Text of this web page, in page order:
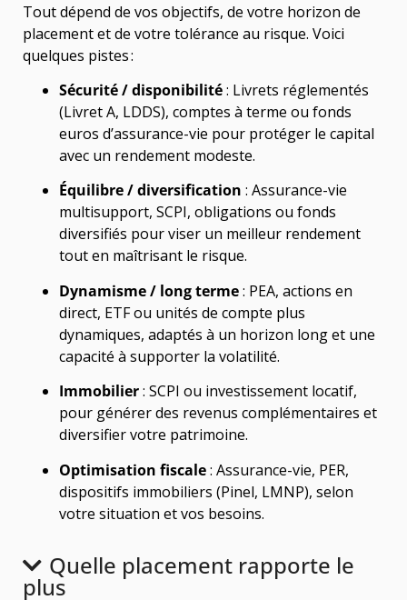
Tout dépend de vos objectifs, de votre horizon de
placement et de votre tolérance au risque. Voici
quelques pistes :
Sécurité / disponibilité: Livrets réglementés
(Livret A, LDDS), comptes à terme ou fonds
euros d’assurance-vie pour protéger le capital
avec un rendement modeste.
Équilibre / diversification : Assurance-vie
multisupport, SCPI, obligations ou fonds
diversifiés pour viser un meilleur rendement
tout en maîtrisant le risque.
Dynamisme / long terme: PEA, actions en
direct, ETF ou unités de compte plus
dynamiques, adaptés à un horizon long et une
capacité à supporter la volatilité.
Immobilier: SCPI ou investissement locatif,
pour générer des revenus complémentaires et
diversifier votre patrimoine.
Optimisation fiscale: Assurance-vie, PER,
dispositifs immobiliers (Pinel, LMNP), selon
votre situation et vos besoins.
Quelle placement rapporte le
plus